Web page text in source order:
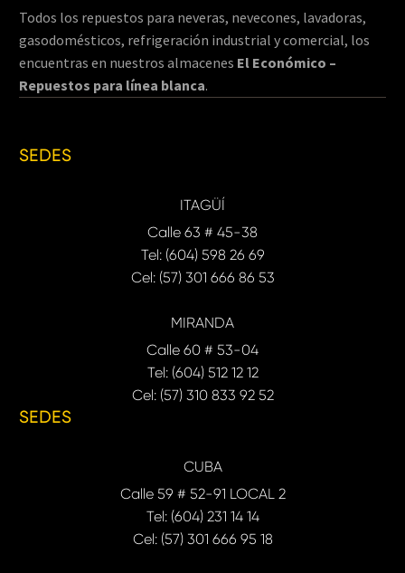
Todos los repuestos para neveras, nevecones, lavadoras,
gasodomésticos, refrigeración industrial y comercial, los
encuentras en nuestros almacenes El Económico –
Repuestos para línea blanca.
SEDES
ITAGÜÍ
Calle 63 # 45-38
Tel: (604) 598 26 69
Cel: (57) 301 666 86 53
MIRANDA
Calle 60 # 53-04
Tel: (604) 512 12 12
Cel: (57) 310 833 92 52
SEDES
CUBA
Calle 59 # 52-91 LOCAL 2
Tel: (604) 231 14 14
Cel: (57) 301 666 95 18